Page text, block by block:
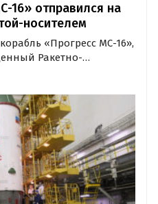
16» отправился на
носителем
«Прогресс МС-16»,
Ракетно-
Об этом в среду, 10
службе «Роскосмоса».